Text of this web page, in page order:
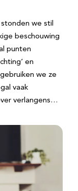
we stil
beschouwing
punten
en
we ze
vaak
verlangens…